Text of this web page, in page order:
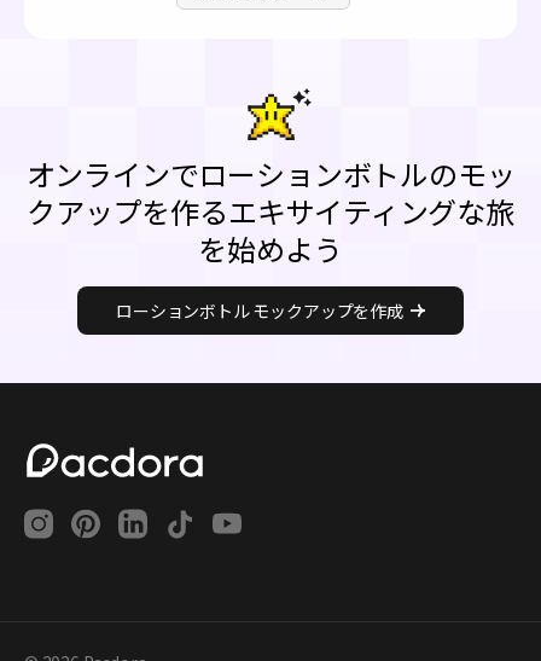
オンラインでローションボトルのモッ
クアップを作るエキサイティングな旅
を始めよう
ローションボトル モックアップを作成